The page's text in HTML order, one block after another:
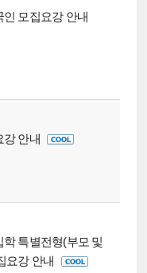
인 모집요강 안내
강 안내
특별전형(부모 및
요강 안내